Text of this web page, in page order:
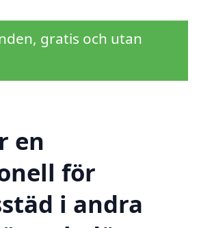
gratis och utan
en
för
i andra